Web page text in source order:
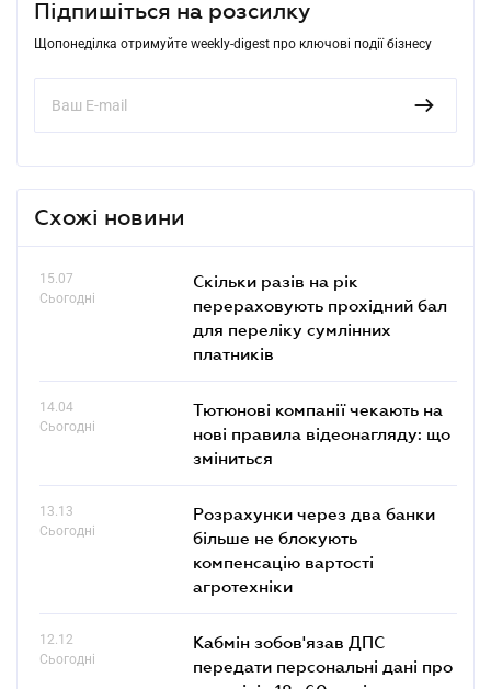
Підпишіться на розсилку
Щопонеділка отримуйте weekly-digest про ключові події бізнесу
Схожі новини
15.07
Сьогодні
Скільки разів на рік
перераховують прохідний бал
для переліку сумлінних
платників
14.04
Сьогодні
Тютюнові компанії чекають на
нові правила відеонагляду: що
зміниться
13.13
Сьогодні
Розрахунки через два банки
більше не блокують
компенсацію вартості
агротехніки
12.12
Сьогодні
Кабмін зобов'язав ДПС
передати персональні дані про